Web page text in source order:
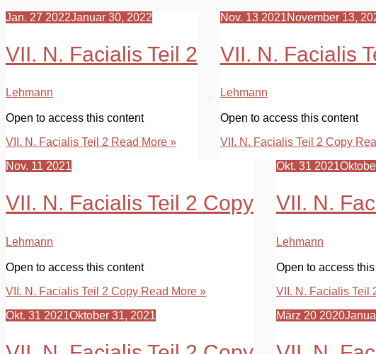
Jan. 27 2022Januar 30, 2022
VII. N. Facialis Teil 2
Lehmann
Open to access this content
VII. N. Facialis Teil 2 Read More »
Nov. 13 2021November 13,
VII. N. Facialis
Lehmann
Open to access this content
VII. N. Facialis Teil 2 Copy
Nov. 11 2021
VII. N. Facialis Teil 2 Copy
Lehmann
Open to access this content
VII. N. Facialis Teil 2 Copy Read More »
Okt. 31 2021
VII. N.
Lehmann
Open to access
VII. N. Facialis Teil
Okt. 31 2021Oktober 31, 2021 März 20 2020